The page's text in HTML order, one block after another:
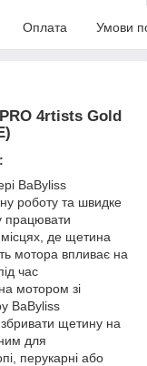
Оплата Умови
4rtists Gold
BaByliss
роботу та швидке
працювати
де щетина
мотора впливає на
час
мотором зі
BaByliss
щетину на
для
перукарні або